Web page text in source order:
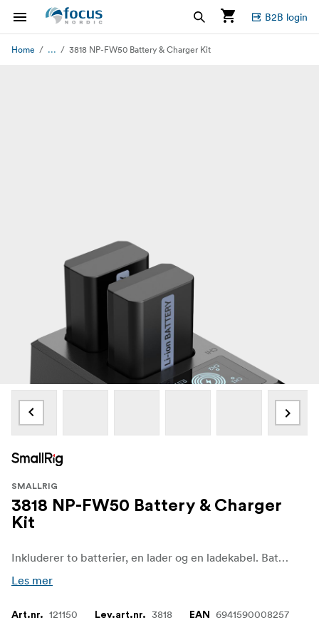
B2B login
Home ... 3818 NP-FW50 Battery & Charger Kit
SMALLRIG
3818 NP-FW50 Battery & Charger
Kit
Inkluderer to batterier, en lader og en ladekabel. Batteriet, som er utstyrt med en full dekodingsbrikke, støtter ulike kameraer perfekt og har brannsikkert ABS- og PC-skall av høy kvalitet for å sikre fin berøring og holdbarhet
Les mer
Art.nr. 121150 Lev.art.nr. 3818 EAN 6941590008257